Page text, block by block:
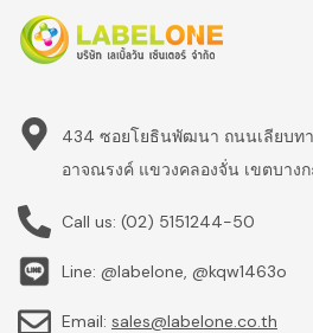
434 ซอยโยธินพัฒนา ถนนเลียบท
อาจณรงค์ แขวงคลองจั่น เขตบาง
Call us: (02) 5151244-50
Line: @labelone, @kqw1463o
Email: sales@labelone.co.th